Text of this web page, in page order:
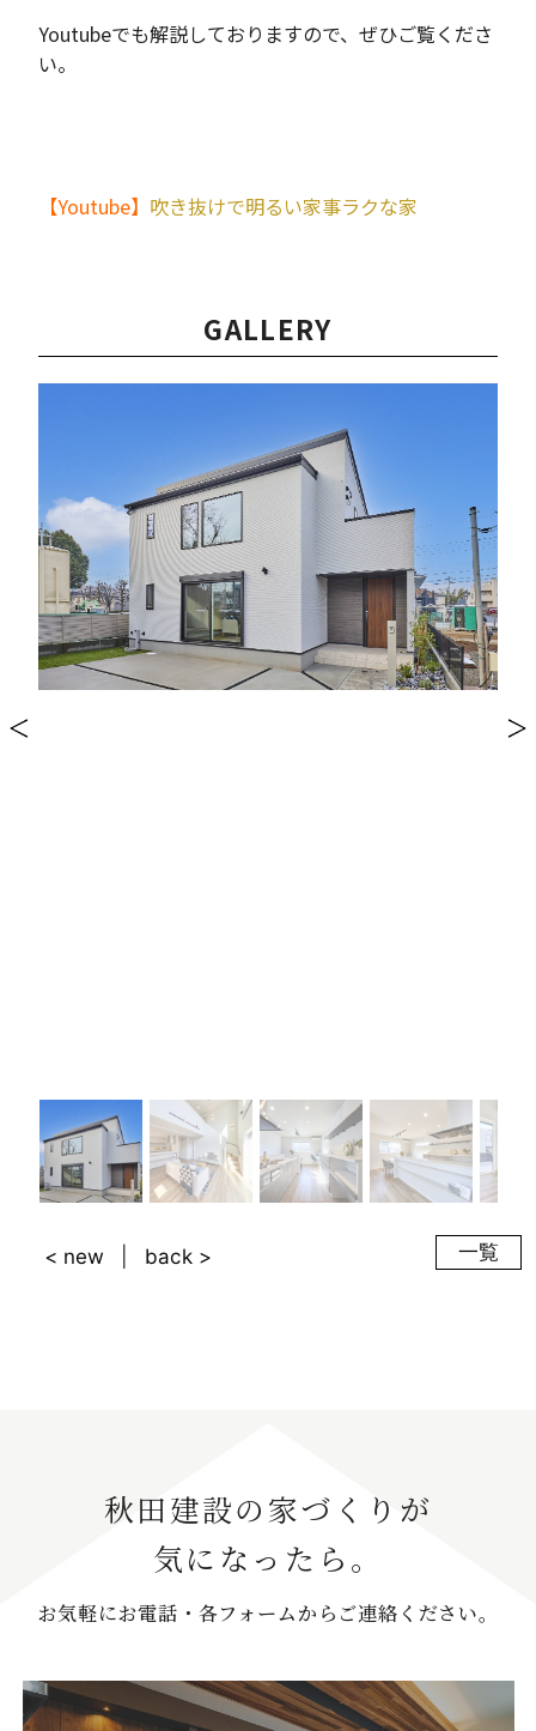
Youtubeでも解説しておりますので、ぜひご覧くださ
い。
【Youtube】 吹き抜けで明るい家事ラクな家
GALLERY
一覧
< new back >
秋田建設の家づくりが
気になったら。
お気軽にお電話・各フォームからご連絡ください。